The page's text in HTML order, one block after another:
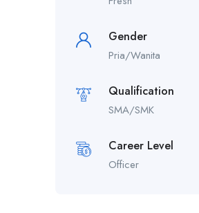
Gender
Pria/Wanita
Qualification
SMA/SMK
Career Level
Officer